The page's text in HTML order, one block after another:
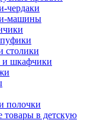
чердаки
машины
пуфики
столики
и шкафчики
полочки
в детскую